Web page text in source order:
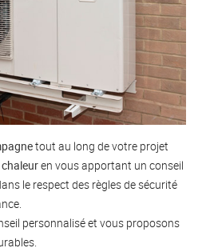
tout au long de votre projet
en vous apportant un conseil
le respect des règles de sécurité
personnalisé et vous proposons